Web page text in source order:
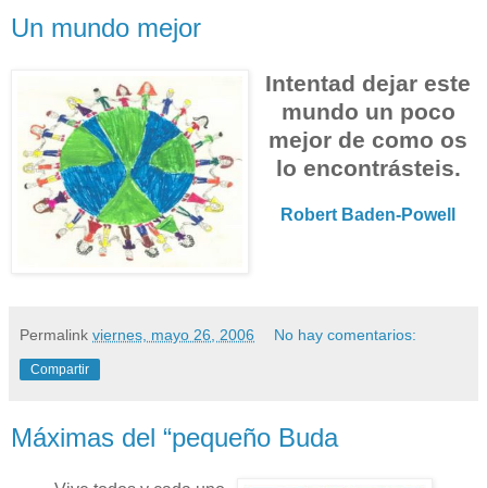
Un mundo mejor
Intentad dejar este
mundo un poco
mejor de como os
lo encontrásteis.
Robert Baden-Powell
Permalink viernes, mayo 26, 2006 No hay comentarios:
Compartir
Máximas del “pequeño Buda